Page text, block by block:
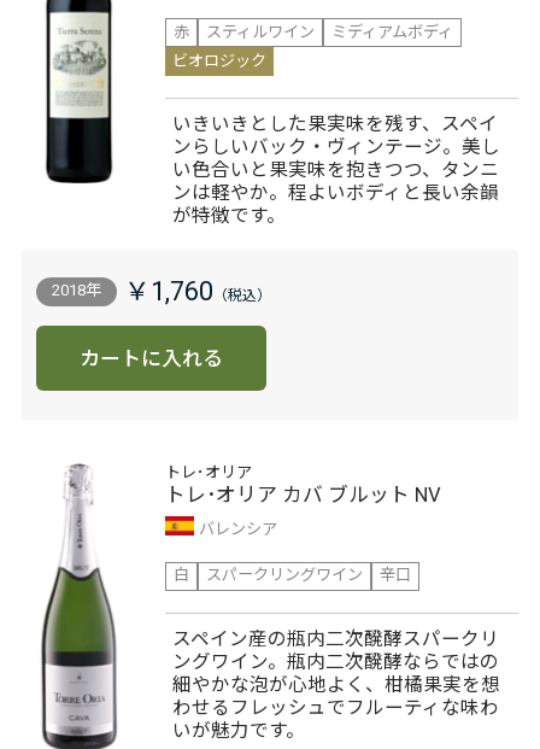
赤
スティルワイン
ミディアムボディ
ビオロジック
いきいきとした果実味を残す、スペイ
ンらしいバック・ヴィンテージ。美し
い色合いと果実味を抱きつつ、タンニ
ンは軽やか。程よいボディと長い余韻
が特徴です。
2018年 ￥1,760
カートに入れる
トレ･オリア
トレ･オリア カバ ブルット NV
バレンシア
白
スパークリングワイン 辛口
スペイン産の瓶内二次醗酵スパークリ
ングワイン。瓶内二次醗酵ならではの
細やかな泡が心地よく、柑橘果実を想
わせるフレッシュでフルーティな味わ
いが魅力です。